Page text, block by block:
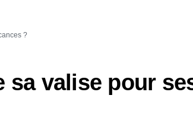
?
sa valise pour